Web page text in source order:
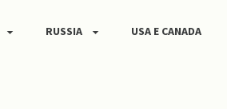
RUSSIA USA E CANADA